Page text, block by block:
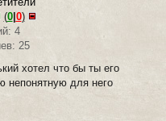
(0| 0)
4
25
хотел что бы ты его
непонятную для него